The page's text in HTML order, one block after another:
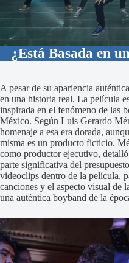
¿Está Basada en
A pesar de su apariencia
en una historia real. La película
inspirada en el fenómeno de las
México. Según Luis Gerardo
homenaje a esa era dorada,
misma es un producto ficticio.
como productor ejecutivo,
parte significativa del
videoclips dentro de la película,
canciones y el aspecto visual de
una auténtica boyband de la